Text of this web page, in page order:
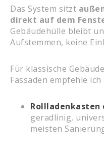
Das System sitzt
direkt auf dem
Gebäudehülle bleibt
Aufstemmen, keine
Für klassische
Fassaden empfehle ich
Rollladenkasten
geradlinig,
meisten